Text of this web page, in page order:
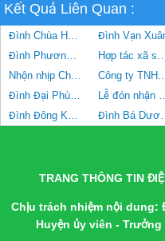
Kết Quả Liên Quan :
Đình Chùa Hạ Hội Đình Vạn
Đình Phương Mạc
Hợp tác xã sản xuất và tiêu thụ rau
Nhộn nhịp Chợ hoa Xuân Tân Sửu 2021
Công ty TNHH Vận tải
Đình Đại Phùng xã Đan Phượng
Lễ đón nhận Quyết định công nhận điểm du lịch Hạ
Đình Đông Khê, xã Đan Phượng
Đình Bá
TRANG THÔNG TIN
Chịu trách nhiệm nội dung:
Huyện ủy viên -